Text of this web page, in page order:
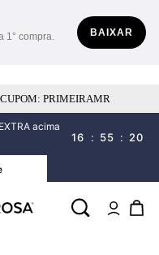
1° compra.
BAIXAR
PRIMEIRAMR
acima
16 : 55 : 20